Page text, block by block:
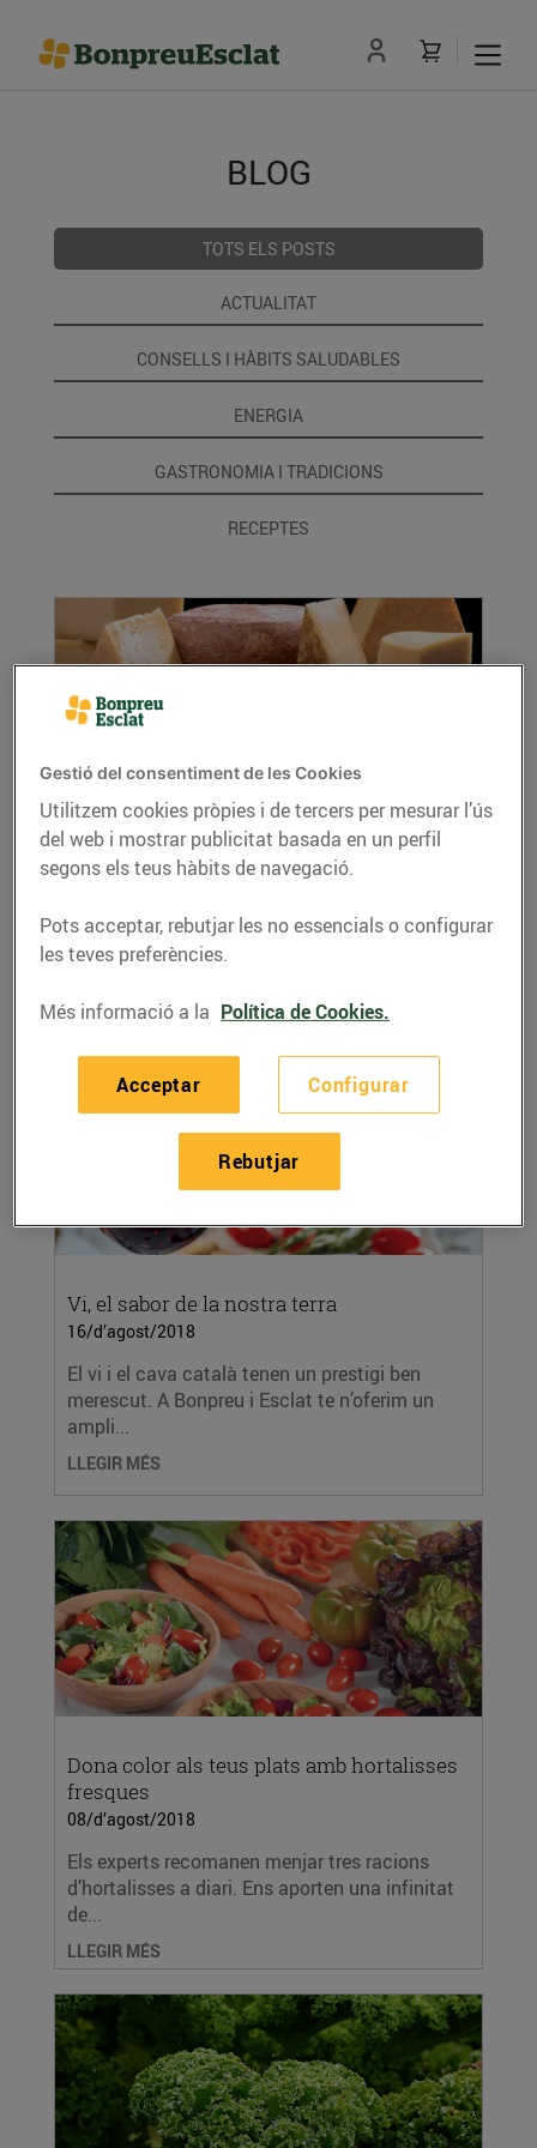
BLOG
TOTS ELS POSTS
ACTUALITAT
CONSELLS I HÀBITS SALUDABLES
ENERGIA
GASTRONOMIA I TRADICIONS
RECEPTES
Formatge: un aliment per a tots els gustos
22/d’agost/2018
Suau o intens, tou o dur, cremós o mantegós…
A Bonpreu i Esclat hi trobaràs una varietat de...
Vi, el sabor de la nostra terra
16/d’agost/2018
El vi i el cava català tenen un prestigi ben
merescut. A Bonpreu i Esclat te n’oferim un
ampli...
LLEGIR MÉS
Dona color als teus plats amb hortalisses
fresques
08/d’agost/2018
Els experts recomanen menjar tres racions
d’hortalisses a diari. Ens aporten una infinitat
de...
LLEGIR MÉS
Gestió del consentiment de les Cookies
Utilitzem cookies pròpies i de tercers per mesurar l’ús
del web i mostrar publicitat basada en un perfil
segons els teus hàbits de navegació.
Pots acceptar, rebutjar les no essencials o configurar
les teves preferències.
Més informació a la Política de Cookies.
Configurar
Rebutjar
Acceptar